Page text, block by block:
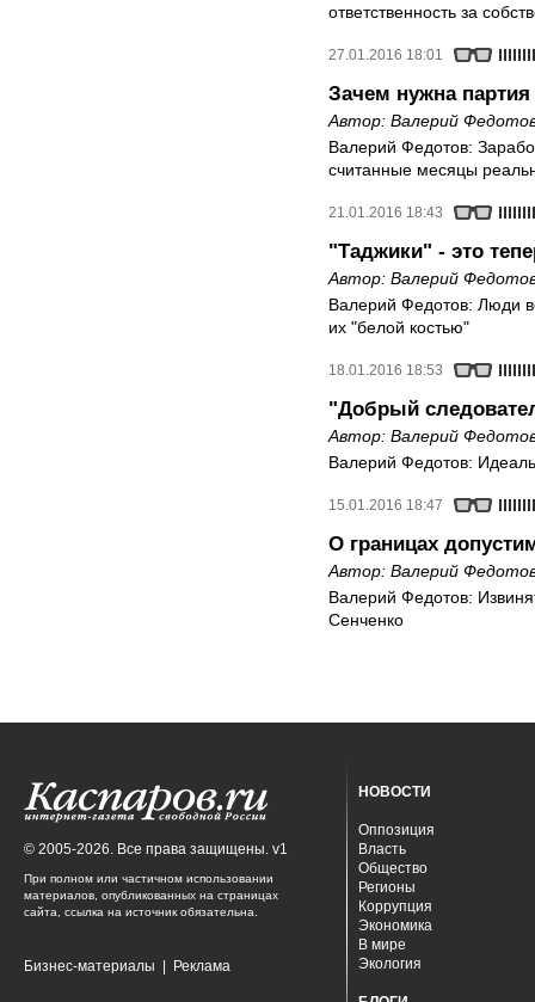
ответственность за
27.01.2016 18:01
Зачем нужна
Автор: Валерий
Валерий Федотов:
считанные месяцы
21.01.2016 18:43
"Таджики" - это
Автор: Валерий
Валерий Федотов: Люди
их "белой костью"
18.01.2016 18:53
"Добрый
Автор: Валерий
Валерий Федотов:
15.01.2016 18:47
О границах
Автор: Валерий
Валерий Федотов:
Сенченко
© 2005-2026. Все права защищены. v1
При полном или частичном использовании
материалов, опубликованных на страницах
сайта, ссылка на источник обязательна.
Бизнес-материалы Реклама
НОВОСТИ
Оппозиция
Власть
Общество
Регионы
Коррупция
Экономика
В мире
Экология